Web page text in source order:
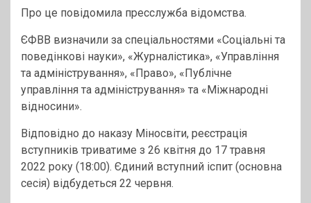
Про це повідомила пресслужба відомства.
ЄФВВ визначили за спеціальностями «Соціальні та
поведінкові науки», «Журналістика», «Управління
та адміністрування», «Право», «Публічне
управління та адміністрування» та «Міжнародні
відносини».
Відповідно до наказу Міносвіти, реєстрація
вступників триватиме з 26 квітня до 17 травня
2022 року (18:00). Єдиний вступний іспит (основна
сесія) відбудеться 22 червня.